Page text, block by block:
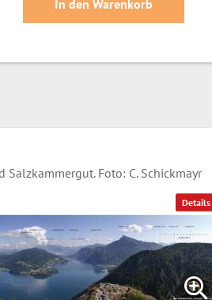
Details
Foto: C. Schickmayr